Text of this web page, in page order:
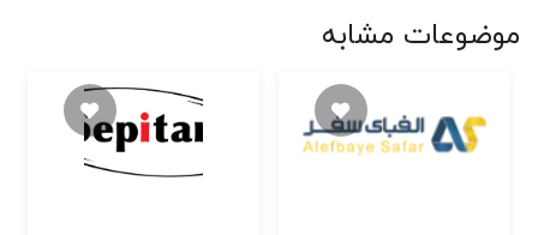
موضوعات مشابه